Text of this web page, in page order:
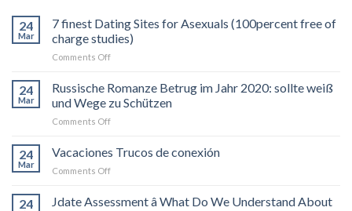
24
Mar
7 finest Dating Sites for Asexuals (100percent free of
charge studies)
Comments Offon
finest
Dating
Sites
for
(100percent
studies)
24
Mar
Russische Romanze Betrug im Jahr 2020: sollte weiß
und Wege zu Schützen
Comments Offon
Romanze
Betrug
im
2020:
24
Mar
Vacaciones Trucos de conexión
Comments Offon
24
Jdate Assessment â What Do We Understand About